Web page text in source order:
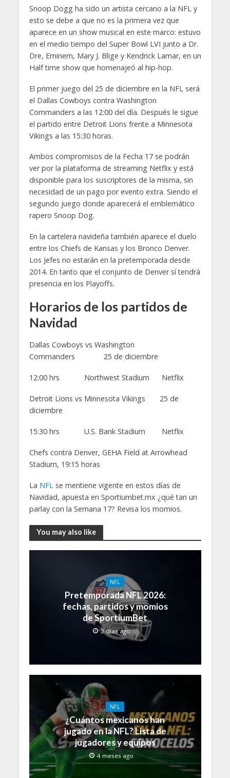
Snoop Dogg ha sido un artista cercano a la NFL y
esto se debe a que no es la primera vez que
aparece en un show musical en este marco: estuvo
en el medio tiempo del Super Bowl LVI junto a Dr.
Dre, Eminem, Mary J. Blige y Kendrick Lamar, en un
Half time show que homenajeó al hip-hop.
El primer juego del 25 de diciembre en la NFL será
el Dallas Cowboys contra Washington
Commanders a las 12:00 del día. Después le sigue
el partido entre Detroit Lions frente a Minnesota
Vikings a las 15:30 horas.
Ambos compromisos de la Fecha 17 se podrán
ver por la plataforma de streaming Netflix y está
disponible para los suscriptores de la misma, sin
necesidad de un pago por evento extra. Siendo el
segundo juego donde aparecerá el emblemático
rapero Snoop Dog.
En la cartelera navideña también aparece el duelo
entre los Chiefs de Kansas y los Bronco Denver.
Los Jefes no estarán en la pretemporada desde
2014. En tanto que el conjunto de Denver sí tendrá
presencia en los Playoffs.
Horarios de los partidos de
Navidad
Dallas Cowboys vs Washington
Commanders 25 de diciembre
12:00 hrs Northwest Stadium Netflix
Detroit Lions vs Minnesota Vikings 25 de
diciembre
15:30 hrs U.S. Bank Stadium Netflix
Chefs contra Denver, GEHA Field at Arrowhead
Stadium, 19:15 horas
La NFL se mentiene vigente en estos días de
Navidad, apuesta en Sportiumbet.mx ¿qué tan un
parlay con la Semana 17? Revisa los momios.
You may also like
NFL
Pretemporada NFL 2026:
fechas, partidos y momios
de SportiumBet
2 días ago
NFL
¿Cuántos mexicanos han
jugado en la NFL? Lista de
jugadores y equipos
4 meses ago